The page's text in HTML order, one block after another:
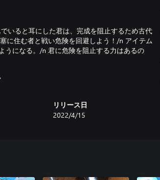
いると耳にした君は、完成を阻止するため古代
に住む者と戦い危険を回避しよう！/n アイテム
うになる。/n 君に危険を阻止する力はあるの
リリース日
2022/4/15